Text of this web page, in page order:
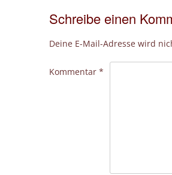
Schreibe einen
Deine E-Mail-Adresse wird
Kommentar *